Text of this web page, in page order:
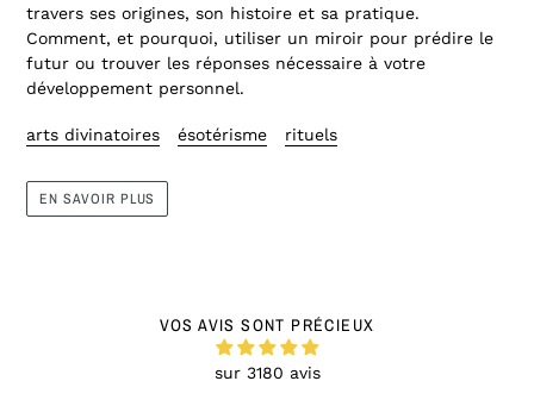
travers ses origines, son histoire et sa pratique.
Comment, et pourquoi, utiliser un miroir pour prédire le
futur ou trouver les réponses nécessaire à votre
développement personnel.
arts divinatoires ésotérisme rituels
EN SAVOIR PLUS
VOS AVIS SONT PRÉCIEUX
sur 3180 avis